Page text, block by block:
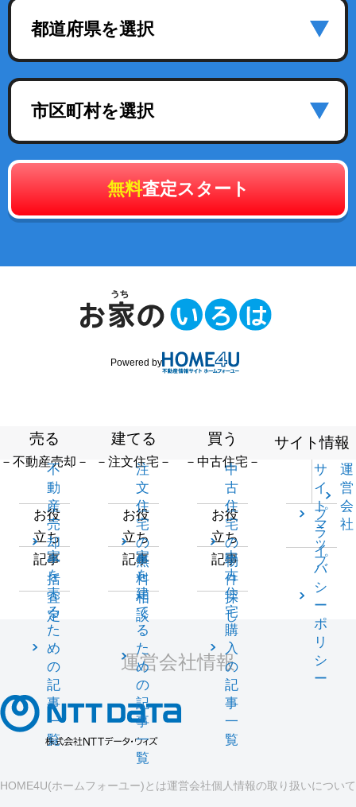
都道府県を選択
市区町村を選択
無料査定スタート
Powered by
売る
－不動産売却－
不
動
産
売
却
一
括
査
定
お役
立ち
記事
家
を
売
る
た
め
の
記
事
一
覧
建てる
－注文住宅－
注
文
住
宅
の
無
料
相
談
お役
立ち
記事
家
を
建
て
る
た
め
の
記
事
一
覧
買う
－中古住宅－
中
古
住
宅
の
物
件
探
し
お役
立ち
記事
中
古
住
宅
購
入
の
記
事
一
覧
サイト情報
サ
イ
ト
マ
ッ
プ
運
営
会
社
プ
ラ
イ
バ
シ
ー
ポ
リ
シ
ー
運営会社情報
HOME4U(ホームフォーユー)とは運営会社個人情報の取り扱いについて